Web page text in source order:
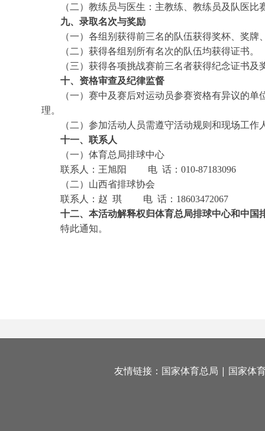
（二）教练员与医生：主教练、教练员及队医比
九、录取名次与奖励
（一）各组别获得前三名的队伍获得奖杯、奖牌
（二）获得各组别所有名次的队伍均获得证书。
（三）获得各项挑战赛前三名者获得纪念证书及
十、资格审查及纪律监督
（一）赛中及赛后对运动员参赛资格有异议的单
理。
（二）参加活动人员需遵守活动规则和现场工作
十一、联系人
（一）体育总局排球中心
联系人：王旭阳 电 话：010-87183096
（二）山西省排球协会
联系人：赵 琪 电 话：18603472067
十二、本活动解释权归体育总局排球中心和中国
特此通知。
友情链接： 国家体育总局 | 国家体